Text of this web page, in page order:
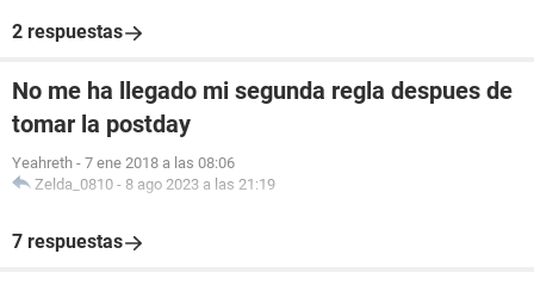
2 respuestas
No me ha llegado mi segunda regla despues de
tomar la postday
Yeahreth - 7 ene 2018 a las 08:06
Zelda_0810 - 8 ago 2023 a las 21:19
7 respuestas